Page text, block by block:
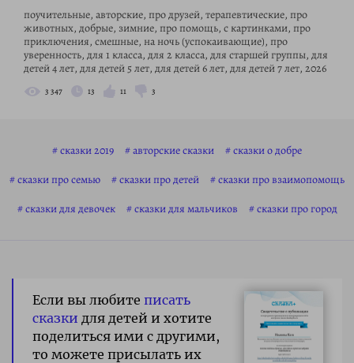
поучительные, авторские, про друзей, терапевтические, про
животных, добрые, зимние, про помощь, с картинками, про
приключения, смешные, на ночь (успокаивающие), про
уверенность, для 1 класса, для 2 класса, для старшей группы, для
детей 4 лет, для детей 5 лет, для детей 6 лет, для детей 7 лет, 2026
3 347 13 11 3
сказки 2019 авторские сказки
сказки о добре
сказки про семью
сказки про детей
сказки про взаимопомощь
сказки для девочек
сказки для мальчиков сказки про город
Если вы любите писать
сказки для детей и хотите
поделиться ими с другими,
то можете присылать их